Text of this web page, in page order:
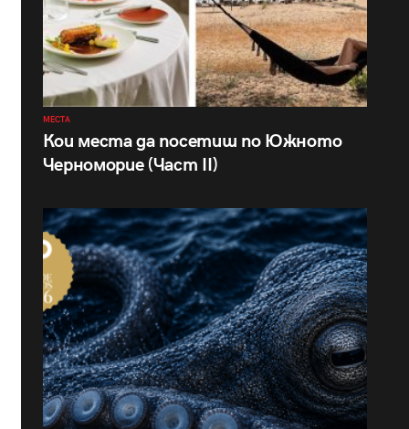
МЕСТА
Кои места да посетиш по Южното
Черноморие (Част II)